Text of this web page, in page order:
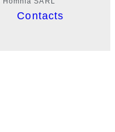
Contacts